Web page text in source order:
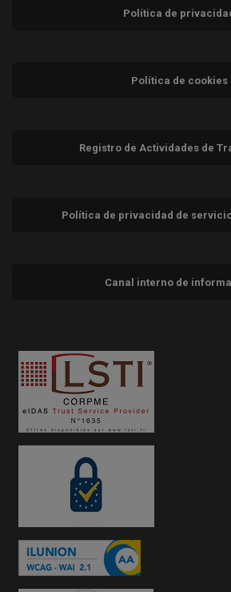
Política de
Política de cookies
Registro de Actividades de
Política de privacidad de
Canal interno de